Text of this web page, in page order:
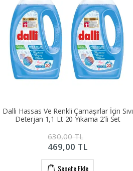
Dalli Hassas Ve Renkli Çamaşırlar İçin Sıvı
Deterjan 1,1 Lt 20 Yıkama 2'li Set
630,00TL
469,00 TL
Sepete Ekle